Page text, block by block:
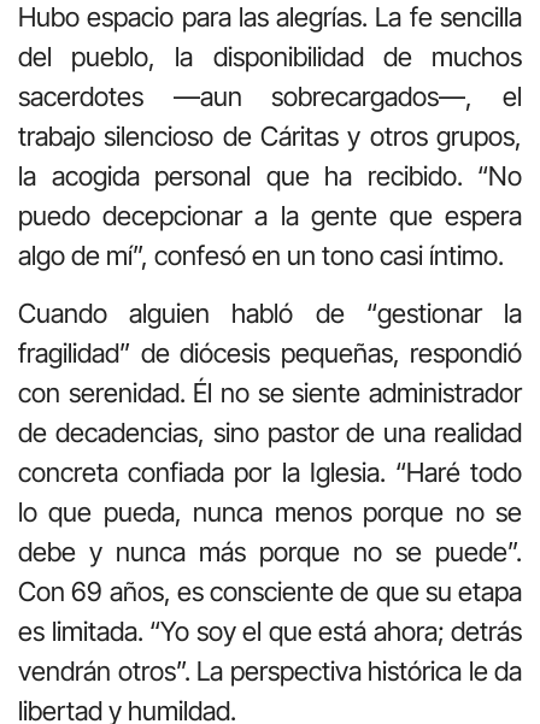
Hubo espacio para las alegrías. La fe sencilla
del pueblo, la disponibilidad de muchos
sacerdotes —aun sobrecargados—, el
trabajo silencioso de Cáritas y otros grupos,
la acogida personal que ha recibido. “No
puedo decepcionar a la gente que espera
algo de mí”, confesó en un tono casi íntimo.
Cuando alguien habló de “gestionar la
fragilidad” de diócesis pequeñas, respondió
con serenidad. Él no se siente administrador
de decadencias, sino pastor de una realidad
concreta confiada por la Iglesia. “Haré todo
lo que pueda, nunca menos porque no se
debe y nunca más porque no se puede”.
Con 69 años, es consciente de que su etapa
es limitada. “Yo soy el que está ahora; detrás
vendrán otros”. La perspectiva histórica le da
libertad y humildad.